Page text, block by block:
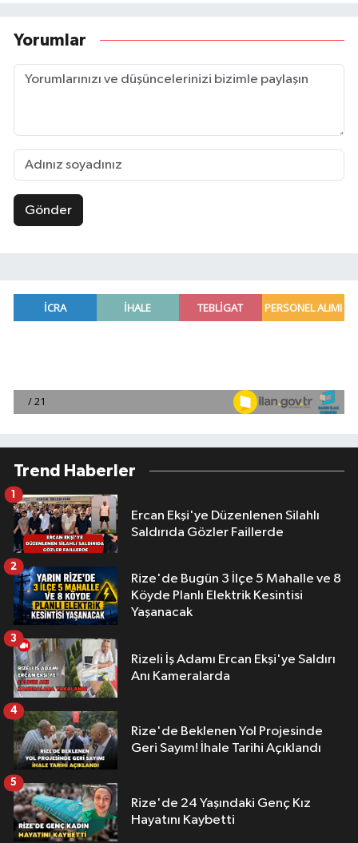
Yorumlar
Gönder
Trend Haberler
Ercan Ekşi'ye Düzenlenen Silahlı
Saldırıda Gözler Faillerde
1
Rize'de Bugün 3 İlçe 5 Mahalle ve 8
Köyde Planlı Elektrik Kesintisi
Yaşanacak
2
Rizeli İş Adamı Ercan Ekşi'ye Saldırı
Anı Kameralarda
3
Rize'de Beklenen Yol Projesinde
Geri Sayım! İhale Tarihi Açıklandı
4
Rize'de 24 Yaşındaki Genç Kız
Hayatını Kaybetti
5